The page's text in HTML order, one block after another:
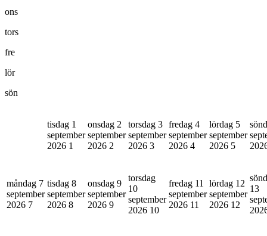
ons
tors
fre
lör
sön
tisdag 1
september
2026 1
onsdag 2
september
2026 2
torsdag 3
september
2026 3
fredag 4
september
2026 4
lördag 5
september
2026 5
måndag 7
september
2026 7
tisdag 8
september
2026 8
onsdag 9
september
2026 9
torsdag
10
september
2026 10
fredag 11
september
2026 11
lördag 12
september
2026 12
13